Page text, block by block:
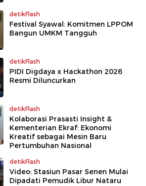
detikFlash
Festival Syawal: Komitmen LPPOM
Bangun UMKM Tangguh
detikFlash
PIDI Digdaya x Hackathon 2026
Resmi Diluncurkan
detikFlash
Kolaborasi Prasasti Insight &
Kementerian Ekraf: Ekonomi
Kreatif sebagai Mesin Baru
Pertumbuhan Nasional
detikFlash
Video: Stasiun Pasar Senen Mulai
Dipadati Pemudik Libur Nataru